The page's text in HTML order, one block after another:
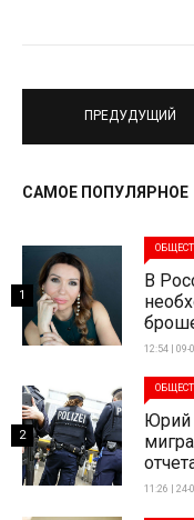
ПРЕДУДУЩИЙ
САМОЕ ПОПУЛЯРНОЕ
В
12:54 | 09-
1
Юрий
11:26 | 24-
2